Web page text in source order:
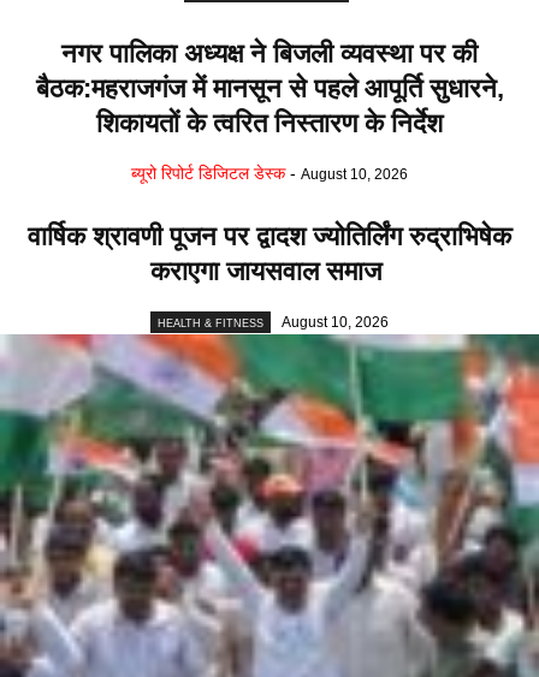
नगर पालिका अध्यक्ष ने बिजली व्यवस्था पर की
बैठक:महराजगंज में मानसून से पहले आपूर्ति सुधारने,
शिकायतों के त्वरित निस्तारण के निर्देश
ब्यूरो रिपोर्ट डिजिटल डेस्क - August 10, 2026
वार्षिक श्रावणी पूजन पर द्वादश ज्योतिर्लिंग रुद्राभिषेक
कराएगा जायसवाल समाज
HEALTH & FITNESS August 10, 2026